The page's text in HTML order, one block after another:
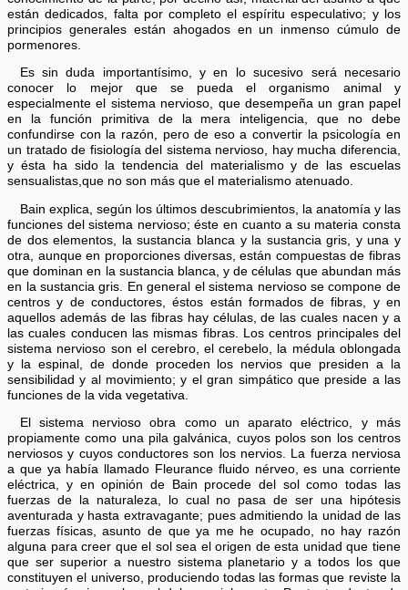
están dedicados, falta por completo el espíritu especulativo; y los
principios generales están ahogados en un inmenso cúmulo de
pormenores.
Es sin duda importantísimo, y en lo sucesivo será necesario
conocer lo mejor que se pueda el organismo animal y
especialmente el sistema nervioso, que desempeña un gran papel
en la función primitiva de la mera inteligencia, que no debe
confundirse con la razón, pero de eso a convertir la psicología en
un tratado de fisiología del sistema nervioso, hay mucha diferencia,
y ésta ha sido la tendencia del materialismo y de las escuelas
sensualistas,que no son más que el materialismo atenuado.
Bain explica, según los últimos descubrimientos, la anatomía y las
funciones del sistema nervioso; éste en cuanto a su materia consta
de dos elementos, la sustancia blanca y la sustancia gris, y una y
otra, aunque en proporciones diversas, están compuestas de fibras
que dominan en la sustancia blanca, y de células que abundan más
en la sustancia gris. En general el sistema nervioso se compone de
centros y de conductores, éstos están formados de fibras, y en
aquellos además de las fibras hay células, de las cuales nacen y a
las cuales conducen las mismas fibras. Los centros principales del
sistema nervioso son el cerebro, el cerebelo, la médula oblongada
y la espinal, de donde proceden los nervios que presiden a la
sensibilidad y al movimiento; y el gran simpático que preside a las
funciones de la vida vegetativa.
El sistema nervioso obra como un aparato eléctrico, y más
propiamente como una pila galvánica, cuyos polos son los centros
nerviosos y cuyos conductores son los nervios. La fuerza nerviosa
a que ya había llamado Fleurance fluido nérveo, es una corriente
eléctrica, y en opinión de Bain procede del sol como todas las
fuerzas de la naturaleza, lo cual no pasa de ser una hipótesis
aventurada y hasta extravagante; pues admitiendo la unidad de las
fuerzas físicas, asunto de que ya me he ocupado, no hay razón
alguna para creer que el sol sea el origen de esta unidad que tiene
que ser superior a nuestro sistema planetario y a todos los que
constituyen el universo, produciendo todas las formas que reviste la